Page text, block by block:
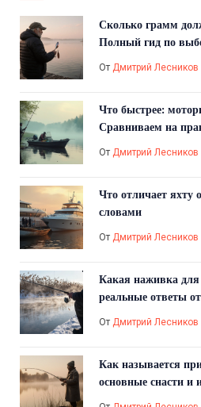
Сколько грамм
Полный гид по
От Дмитрий Лесников
Что быстрее:
Сравниваем на
От Дмитрий Лесников
Что отличает яхту
словами
От Дмитрий Лесников
Какая наживка
реальные ответы
От Дмитрий Лесников
Как называется
основные снасти и